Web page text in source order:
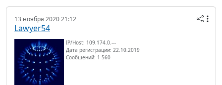
13 ноября 2020 21:12
Lawyer54
IP/Host: 109.174.0.---
Дата регистрации: 22.10.2019
Сообщений: 1 560